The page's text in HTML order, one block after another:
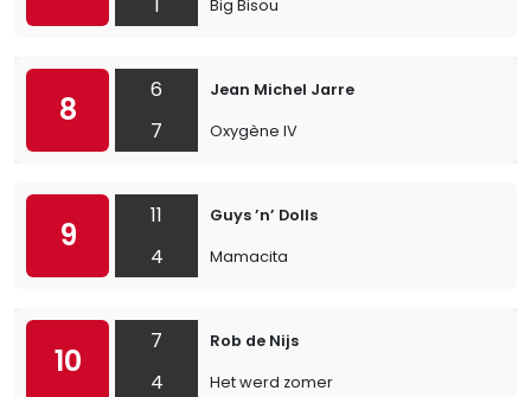
Big Bisou
8
6
7
Jean Michel Jarre
Oxygène IV
9
11
4
Guys ’n’ Dolls
Mamacita
10
7
4
Rob de Nijs
Het werd zomer